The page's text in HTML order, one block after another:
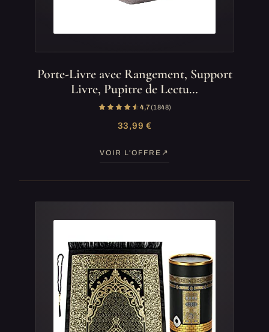
Porte-Livre avec Rangement, Support
Livre, Pupitre de Lectu…
4,7(1 848)
33,99 €
VOIR L'OFFRE